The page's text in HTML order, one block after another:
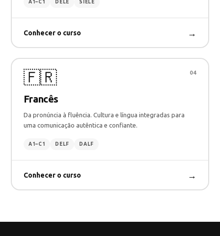
A1–C1 DELE SIELE
Conhecer o curso →
🇫🇷 04
Francês
Da pronúncia à fluência. Cultura e língua integradas para
uma comunicação autêntica e confiante.
A1–C1 DELF DALF
Conhecer o curso →